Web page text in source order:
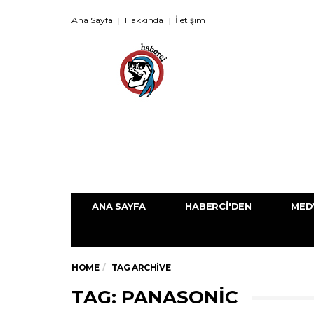
Ana Sayfa Hakkında İletişim
ANA SAYFA HABERCI'DEN
HOME TAG ARCHIVE
TAG: PANASONIC